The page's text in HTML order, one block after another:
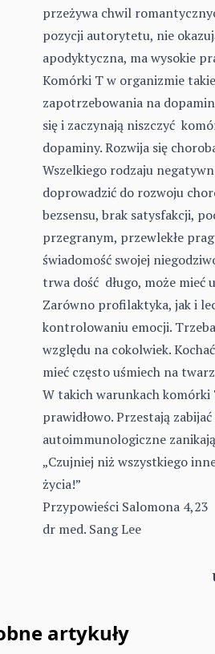
przeżywa chwil
pozycji autorytetu, nie
apodyktyczna, ma wysokie
Komórki T w organizmie
zapotrzebowania na
się i zaczynają niszczyć
dopaminy. Rozwija się
Wszelkiego rodzaju
doprowadzić do rozwoju
bezsensu, brak satysfakcji,
przegranym, przewlekłe
świadomość swojej
trwa dość długo, może mieć
Zarówno profilaktyka, jak i
kontrolowaniu emocji.
względu na cokolwiek.
mieć często uśmiech na
W takich warunkach komórki
prawidłowo. Przestają
autoimmunologiczne
„Czujniej niż wszystkiego
życia!”
Przypowieści Salomona 4,23
dr med. Sang Lee
artykuły